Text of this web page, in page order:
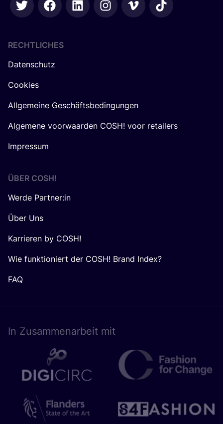
RECHTLICHES
Datenschutz
Cookies
Allgemeine Geschäftsbedingungen
Algemene voorwaarden COSH! voor retailers
Impressum
ÜBER COSH!
Werde Partner:in
Über Uns
Karrieren by COSH!
Wie funktioniert der COSH! Brand Index?
FAQ
In Zusam­men­ar­beit mit